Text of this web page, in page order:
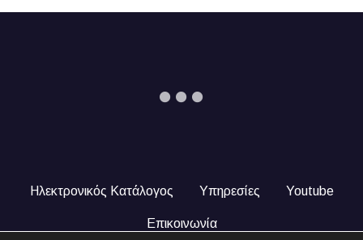
Ηλεκτρονικός Κατάλογος Υπηρεσίες Youtube
Επικοινωνία